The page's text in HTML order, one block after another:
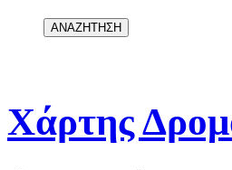
Χάρτης